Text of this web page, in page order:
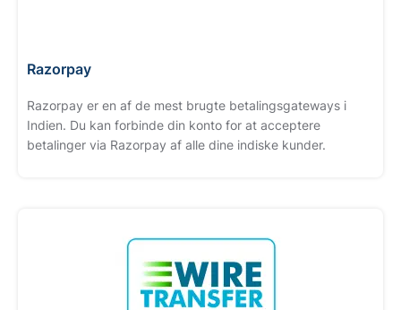
Razorpay
Razorpay er en af ​​de mest brugte betalingsgateways i
Indien. Du kan forbinde din konto for at acceptere
betalinger via Razorpay af alle dine indiske kunder.